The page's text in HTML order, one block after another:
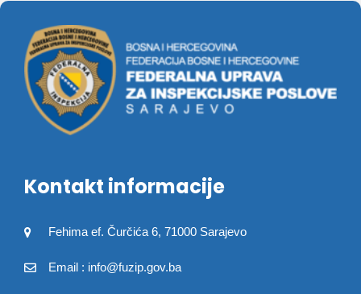
Kontakt informacije
Fehima ef. Čurčića 6, 71000 Sarajevo
Email : info@fuzip.gov.ba